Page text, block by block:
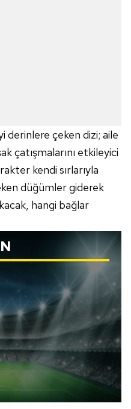
derinlere çeken dizi; aile
çatışmalarını etkileyici
kendi sırlarıyla
düğümler giderek
hangi bağlar